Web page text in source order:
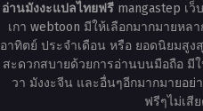
อ่านมังงะแปลไทยฟรีmangastep เว็
เกา webtoon มีให้เลือกมากมายห
อาทิตย์ ประจำเดือน หรือ ยอดนิยมสูง
สะดวกสบายด้วยการอ่านบนมือถือ มี
วา มังงะจีน และอื่นๆอีกมากมายอย่
ฟรีๆไม่เสี